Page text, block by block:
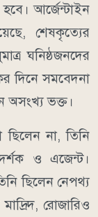
আর্জেন্টাইন
শেষকৃত্যের
ঘনিষ্ঠজনদের
দিনে সমবেদনা
অসংখ্য ভক্ত।
ছিলেন না, তিনি
ও এজেন্ট।
ছিলেন নেপথ্য
রোজারিও